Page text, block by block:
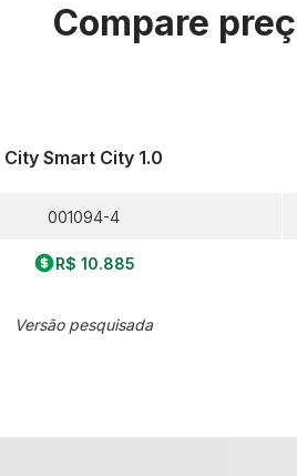
Compare
City Smart City 1.0
001094-4
R$ 10.885
Versão pesquisada